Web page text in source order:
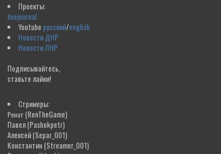
Проекты:
livejournal
Youtube русский/english
Новости ДНР
Новости ЛНР
Подписывайтесь,
ставьте лайки!
Стримеры:
Ренат (RenTheGame)
Павел(Pashokpetr)
Алексей(Separ_001)
Константин (Streamer_001)